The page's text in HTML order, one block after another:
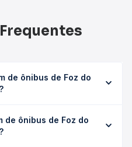
de ônibus de Foz do
variar conforme a
executivo ou
de ônibus de Foz do